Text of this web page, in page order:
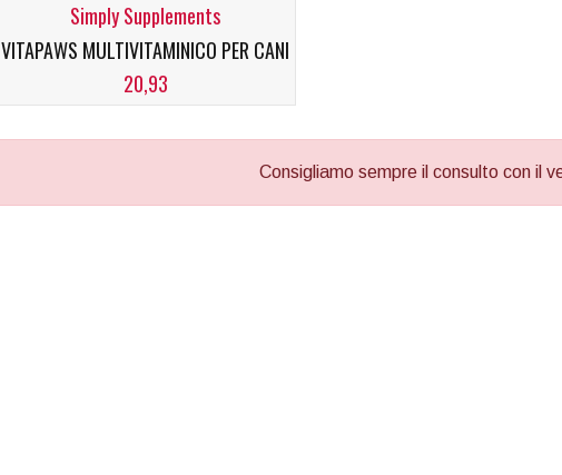
Simply Supplements
VITAPAWS MULTIVITAMINICO PER CANI
20,93
Consigliamo sempre il consulto con il